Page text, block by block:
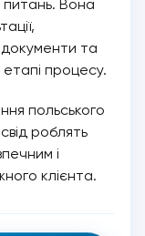
питань. Вона
документи та
процесу.
польського
роблять
і
клієнта.